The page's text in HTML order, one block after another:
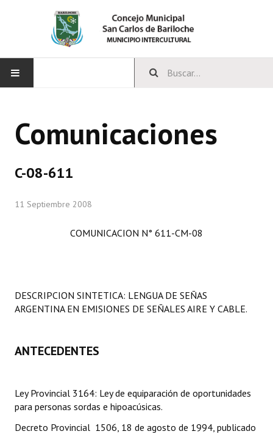
CONCEJO
Comisiones Permanentes
Comisiones Especiales
LEGISLACIÓN
Carta Orgánica 2007
Comunicaciones
C-08-611
11 Septiembre 2008
COMUNICACION N° 611-CM-08
DESCRIPCION SINTETICA: LENGUA DE SEÑAS
ARGENTINA EN EMISIONES DE SEÑALES AIRE Y CABLE.
ANTECEDENTES
Ley Provincial 3164: Ley de equiparación de oportunidades
para personas sordas e hipoacúsicas.
Decreto Provincial 1506, 18 de agosto de 1994, publicado